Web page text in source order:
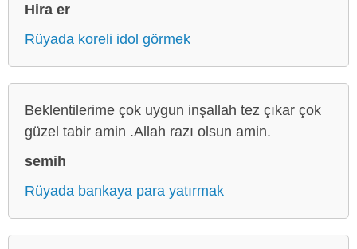
Hira er
Rüyada koreli idol görmek
Beklentilerime çok uygun inşallah tez çıkar çok
güzel tabir amin .Allah razı olsun amin.
semih
Rüyada bankaya para yatırmak